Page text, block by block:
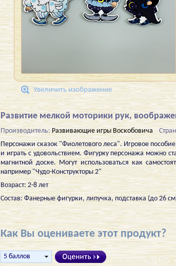
Увеличить изображение
Развитие мелкой моторики рук,
Производитель: Развивающие игры Воскобовича
Персонажи сказок "Фиолетового леса". Игровое
и играть с удовольствием. Фигурку персонажа можно
магнитной доске. Могут использоваться как
например "Чудо-Конструкторы 2"
Возраст: 2-8 лет
Состав: Фанерные фигурки, липучка, подставка (до 26
Как Вы оцениваете этот продукт?